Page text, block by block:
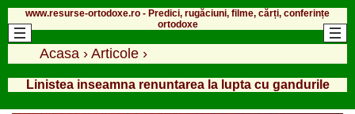
www.resurse-ortodoxe.ro - Predici, rugăciuni, filme, cărți, conferințe
ortodoxe
Acasa › Articole ›
Linistea inseamna renuntarea la lupta cu gandurile